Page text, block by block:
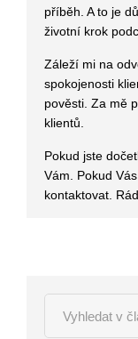
příběh. A to je
životní krok
Záleží mi na
spokojenosti
pověsti. Za mě
klientů.
Pokud jste
Vám. Pokud
kontaktovat.